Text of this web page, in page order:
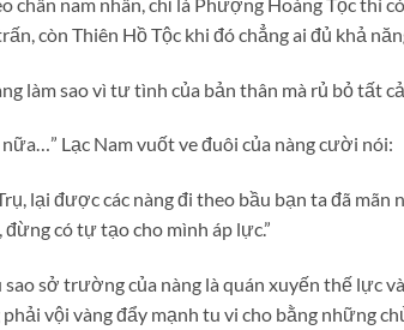
còn Thiên Hồ Tộc khi đó chẳng ai đủ khả
làm sao vì tư tình của bản thân mà rủ bỏ tất
Lạc Nam vuốt ve đuôi của nàng cười nói:
lại được các nàng đi theo bầu bạn ta đã mãn
có tự tạo cho mình áp lực.”
sở trường của nàng là quán xuyến thế lực
vội vàng đẩy mạnh tu vi cho bằng những